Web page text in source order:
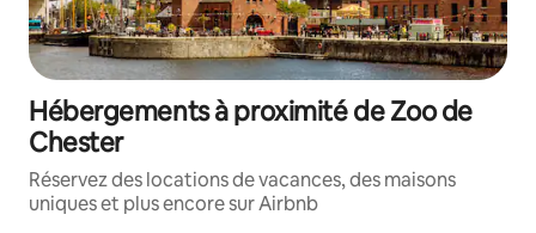
Hébergements à proximité de Zoo de
Chester
Réservez des locations de vacances, des maisons
uniques et plus encore sur Airbnb